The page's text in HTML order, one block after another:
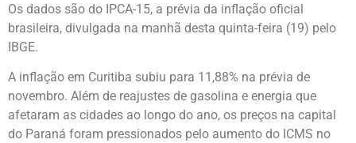
Os dados são do IPCA-15, a prévia da inflação oficial
brasileira, divulgada na manhã desta quinta-feira (19) pelo
IBGE.
A inflação em Curitiba subiu para 11,88% na prévia de
novembro. Além de reajustes de gasolina e energia que
afetaram as cidades ao longo do ano, os preços na capital
do Paraná foram pressionados pelo aumento do ICMS no